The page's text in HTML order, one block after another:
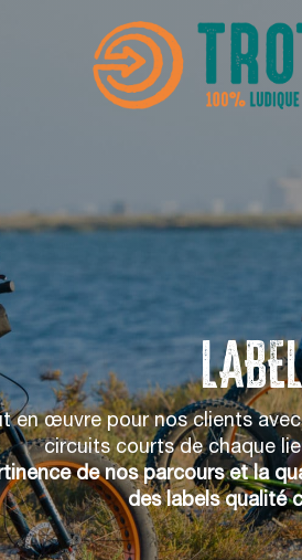
en œuvre pour nos clients
circuits courts de chaque
de nos parcours et la
des labels qualité